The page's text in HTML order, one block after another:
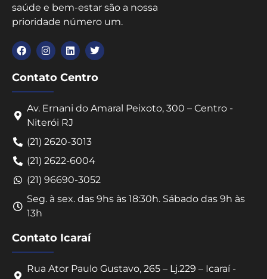
saúde e bem-estar são a nossa
prioridade número um.
Contato Centro
Av. Ernani do Amaral Peixoto, 300 – Centro -
Niterói RJ
(21) 2620-3013
(21) 2622-6004
(21) 96690-3052
Seg. à sex. das 9hs às 18:30h. Sábado das 9h às
13h
Contato Icaraí
Rua Ator Paulo Gustavo, 265 – Lj.229 – Icaraí -